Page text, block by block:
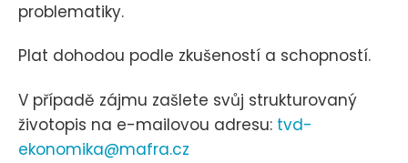
problematiky.
Plat dohodou podle zkušeností a schopností.
V případě zájmu zašlete svůj strukturovaný
životopis na e-mailovou adresu: tvd-
ekonomika@mafra.cz